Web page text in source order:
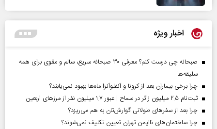
اخبار ویژه
صبحانه چی درست کنم؟ معرفی ۳۰ صبحانه سریع، سالم و مقوی برای همه
سلیقه‌ها
چرا برخی بیماران بعد از کرونا و آنفلوآنزا ماه‌ها بهبود نمی‌یابند؟
ثبت‌نام ۲.۵ میلیون زائر در سماح | عبور ۱.۷ میلیون نفر از مرز‌های اربعین
چرا بعد از سفرهای طولانی گوارش‌تان به هم می‌ریزد؟
چرا ساختمان‌های ناایمن تهران تعیین تکلیف نمی‌شوند؟